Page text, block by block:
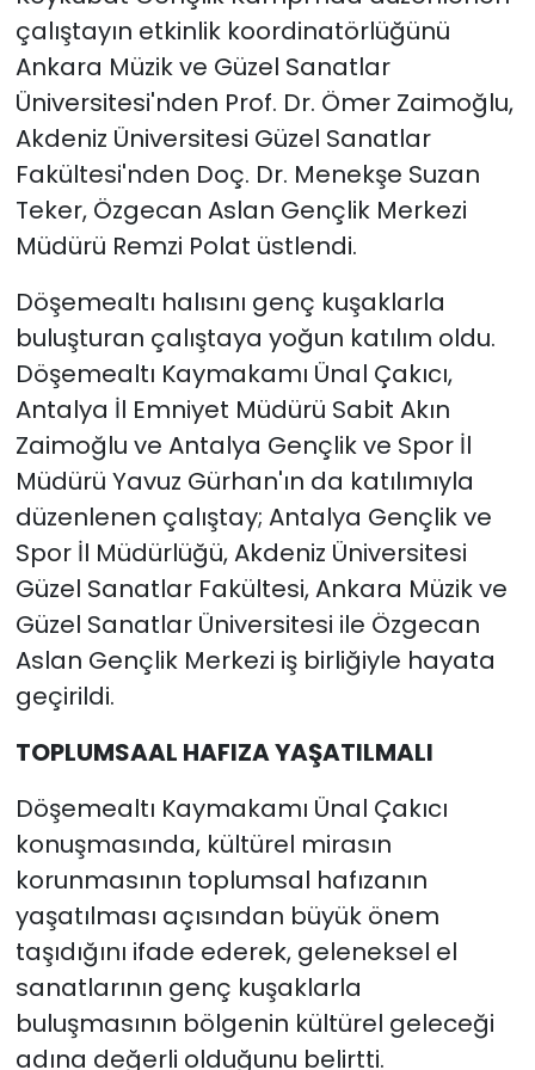
çalıştayın etkinlik koordinatörlüğünü
Ankara Müzik ve Güzel Sanatlar
Üniversitesi'nden Prof. Dr. Ömer Zaimoğlu,
Akdeniz Üniversitesi Güzel Sanatlar
Fakültesi'nden Doç. Dr. Menekşe Suzan
Teker, Özgecan Aslan Gençlik Merkezi
Müdürü Remzi Polat üstlendi.
Döşemealtı halısını genç kuşaklarla
buluşturan çalıştaya yoğun katılım oldu.
Döşemealtı Kaymakamı Ünal Çakıcı,
Antalya İl Emniyet Müdürü Sabit Akın
Zaimoğlu ve Antalya Gençlik ve Spor İl
Müdürü Yavuz Gürhan'ın da katılımıyla
düzenlenen çalıştay; Antalya Gençlik ve
Spor İl Müdürlüğü, Akdeniz Üniversitesi
Güzel Sanatlar Fakültesi, Ankara Müzik ve
Güzel Sanatlar Üniversitesi ile Özgecan
Aslan Gençlik Merkezi iş birliğiyle hayata
geçirildi.
TOPLUMSAAL HAFIZA YAŞATILMALI
Döşemealtı Kaymakamı Ünal Çakıcı
konuşmasında, kültürel mirasın
korunmasının toplumsal hafızanın
yaşatılması açısından büyük önem
taşıdığını ifade ederek, geleneksel el
sanatlarının genç kuşaklarla
buluşmasının bölgenin kültürel geleceği
adına değerli olduğunu belirtti.